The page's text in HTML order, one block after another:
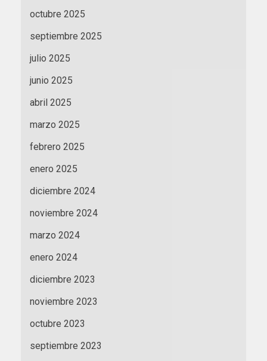
octubre 2025
septiembre 2025
julio 2025
junio 2025
abril 2025
marzo 2025
febrero 2025
enero 2025
diciembre 2024
noviembre 2024
marzo 2024
enero 2024
diciembre 2023
noviembre 2023
octubre 2023
septiembre 2023